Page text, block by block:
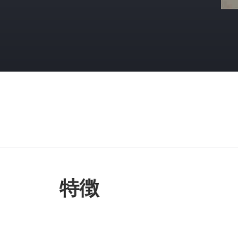
特徴